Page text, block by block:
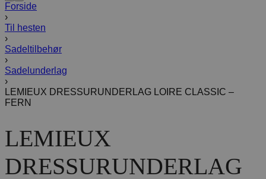
Forside
›
Til hesten
›
Sadeltilbehør
›
Sadelunderlag
›
LEMIEUX DRESSURUNDERLAG LOIRE CLASSIC –
FERN
LEMIEUX
DRESSURUNDERLAG